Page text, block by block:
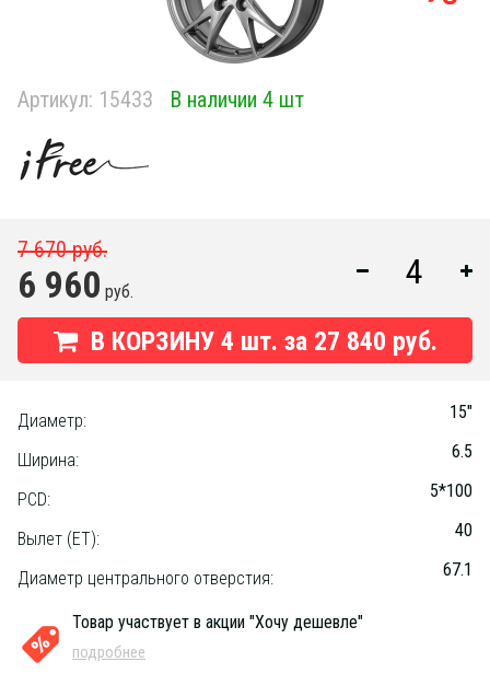
Артикул: 15433 В наличии 4 шт
7 670 руб.
6 960 руб.
В КОРЗИНУ 4 шт. за 27 840 руб.
Диаметр: 15"
Ширина: 6.5
PCD: 5*100
Вылет (ET): 40
Диаметр центрального отверстия: 67.1
Товар участвует в акции "Хочу дешевле"
подробнее